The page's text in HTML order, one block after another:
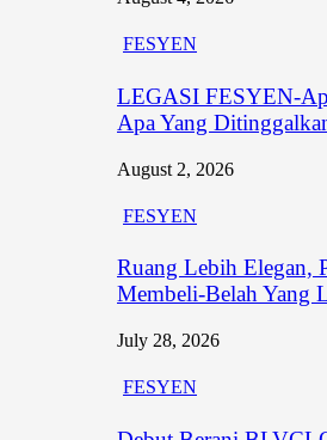
FESYEN
LEGASI FESYEN-
Apa Yang
August 2, 2026
FESYEN
Ruang Lebih Elegan,
Membeli-Belah Yang
July 28, 2026
FESYEN